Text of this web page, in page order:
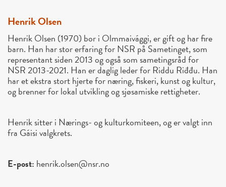
Henrik Olsen
Henrik Olsen (1970) bor i Olmmaivággi, er gift og har fire
barn. Han har stor erfaring for NSR på Sametinget, som
representant siden 2013 og også som sametingsråd for
NSR 2013-2021. Han er daglig leder for Riddu Riđđu. Han
har et ekstra stort hjerte for næring, fiskeri, kunst og kultur,
og brenner for lokal utvikling og sjøsamiske rettigheter.
Henrik sitter i Nærings- og kulturkomiteen, og er valgt inn
fra Gáisi valgkrets.
E-post: henrik.olsen@nsr.no